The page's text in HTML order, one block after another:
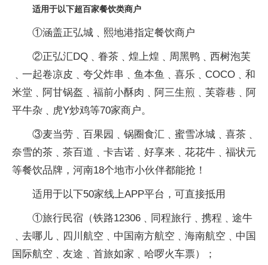
适用于以下超百家餐饮类商户
①涵盖正弘城﹑熙地港指定餐饮商户
②正弘汇DQ﹑眷茶﹑煌上煌﹑周黑鸭﹑西树泡芙
﹑一起卷凉皮﹑夸父炸串﹑鱼本鱼﹑喜乐﹑COCO﹑和
米堂﹑阿甘锅盔﹑福前小酥肉﹑阿三生煎﹑芙蓉巷﹑阿
平牛杂﹑虎Y炒鸡等70家商户。
③麦当劳﹑百果园﹑锅圈食汇﹑蜜雪冰城﹑喜茶﹑
奈雪的茶﹑茶百道﹑卡吉诺﹑好享来﹑花花牛﹑福状元
等餐饮品牌，河南18个地市小伙伴都能抢！
适用于以下50家线上APP平台，可直接抵用
①旅行民宿（铁路12306﹑同程旅行﹑携程﹑途牛
﹑去哪儿﹑四川航空﹑中国南方航空﹑海南航空﹑中国
国际航空﹑友途﹑首旅如家﹑哈啰火车票）；